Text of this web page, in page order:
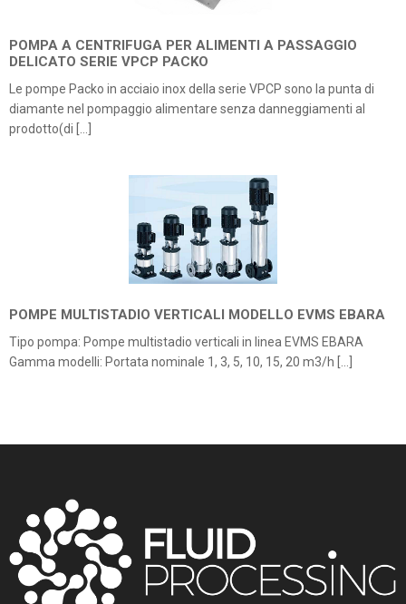
POMPA A CENTRIFUGA PER ALIMENTI A PASSAGGIO
DELICATO SERIE VPCP PACKO
Le pompe Packo in acciaio inox della serie VPCP sono la punta di
diamante nel pompaggio alimentare senza danneggiamenti al
prodotto(di […]
POMPE MULTISTADIO VERTICALI MODELLO EVMS EBARA
Tipo pompa: Pompe multistadio verticali in linea EVMS EBARA
Gamma modelli: Portata nominale 1, 3, 5, 10, 15, 20 m3/h […]